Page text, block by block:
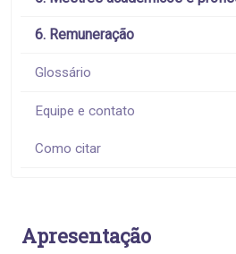
6. Remuneração
Glossário
Equipe e contato
Como citar
Apresentação